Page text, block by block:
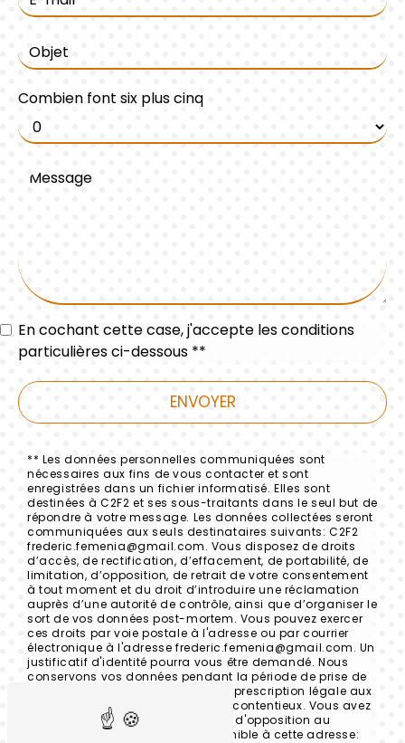
Combien font six plus cinq
En cochant cette case, j'accepte les conditions
particulières ci-dessous **
ENVOYER
** Les données personnelles communiquées sont
nécessaires aux fins de vous contacter et sont
enregistrées dans un fichier informatisé. Elles sont
destinées à C2F2 et ses sous-traitants dans le seul but de
répondre à votre message. Les données collectées seront
communiquées aux seuls destinataires suivants: C2F2
frederic.femenia@gmail.com. Vous disposez de droits
d’accès, de rectification, d’effacement, de portabilité, de
limitation, d’opposition, de retrait de votre consentement
à tout moment et du droit d’introduire une réclamation
auprès d’une autorité de contrôle, ainsi que d’organiser le
sort de vos données post-mortem. Vous pouvez exercer
ces droits par voie postale à l'adresse ou par courrier
électronique à l'adresse frederic.femenia@gmail.com. Un
justificatif d'identité pourra vous être demandé. Nous
conservons vos données pendant la période de prise de
contact puis pendant la durée de prescription légale aux
fins probatoires et de gestion des contentieux. Vous avez
le droit de vous inscrire sur la liste d'opposition au
démarchage téléphonique, disponible à cette adresse: